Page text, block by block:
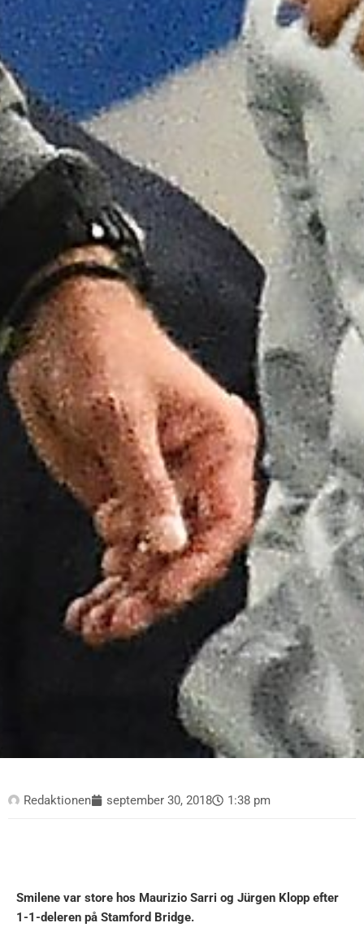
Redaktionen september 30, 2018 1:38 pm
Smilene var store hos Maurizio Sarri og Jürgen Klopp efter
1-1-deleren på Stamford Bridge.